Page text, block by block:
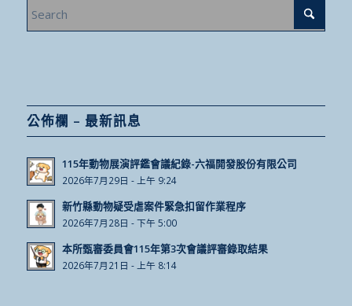
公佈欄 – 最新訊息
115年動物展演評鑑會議紀錄-六福開發股份有限公司
2026年7月29日 - 上午 9:24
新竹縣動物疑受虐案件緊急扣留作業程序
2026年7月28日 - 下午 5:00
本所甄審委員會115年第3次會議評審錄取結果
2026年7月21日 - 上午 8:14